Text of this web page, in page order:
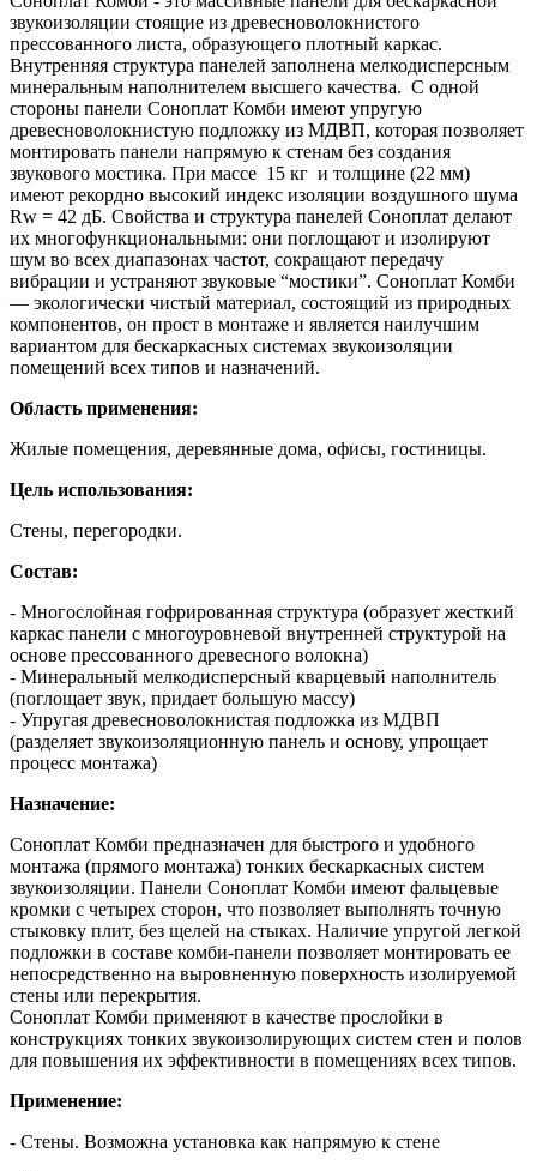
звукоизоляции стоящие из древесноволокнистого
прессованного листа, образующего плотный каркас.
Внутренняя структура панелей заполнена мелкодисперсным
минеральным наполнителем высшего качества. С одной
стороны панели Соноплат Комби имеют упругую
древесноволокнистую подложку из МДВП, которая позволяет
монтировать панели напрямую к стенам без создания
звукового мостика. При массе 15 кг и толщине (22 мм)
имеют рекордно высокий индекс изоляции воздушного шума
Rw = 42 дБ. Свойства и структура панелей Соноплат делают
их многофункциональными: они поглощают и изолируют
шум во всех диапазонах частот, сокращают передачу
вибрации и устраняют звуковые “мостики”. Соноплат Комби
— экологически чистый материал, состоящий из природных
компонентов, он прост в монтаже и является наилучшим
вариантом для бескаркасных системах звукоизоляции
помещений всех типов и назначений.
Область применения:
Жилые помещения, деревянные дома, офисы, гостиницы.
Цель использования:
Стены, перегородки.
Состав:
- Многослойная гофрированная структура (образует жесткий
каркас панели с многоуровневой внутренней структурой на
основе прессованного древесного волокна)
- Минеральный мелкодисперсный кварцевый наполнитель
(поглощает звук, придает большую массу)
- Упругая древесноволокнистая подложка из МДВП
(разделяет звукоизоляционную панель и основу, упрощает
процесс монтажа)
Назначение:
Соноплат Комби предназначен для быстрого и удобного
монтажа (прямого монтажа) тонких бескаркасных систем
звукоизоляции. Панели Соноплат Комби имеют фальцевые
кромки с четырех сторон, что позволяет выполнять точную
стыковку плит, без щелей на стыках. Наличие упругой легкой
подложки в составе комби-панели позволяет монтировать ее
непосредственно на выровненную поверхность изолируемой
стены или перекрытия.
Соноплат Комби применяют в качестве прослойки в
конструкциях тонких звукоизолирующих систем стен и полов
для повышения их эффективности в помещениях всех типов.
Применение:
- Стены. Возможна установка как напрямую к стене